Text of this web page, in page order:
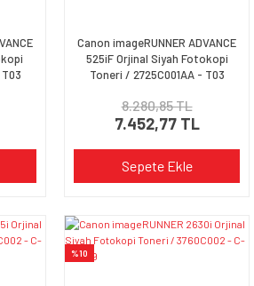
Canon imageRUNNER ADVANCE
525iF Orjinal Siyah Fotokopi
Toneri / 2725C001AA - T03
8.280,85 TL
7.452,77 TL
Sepete Ekle
%10